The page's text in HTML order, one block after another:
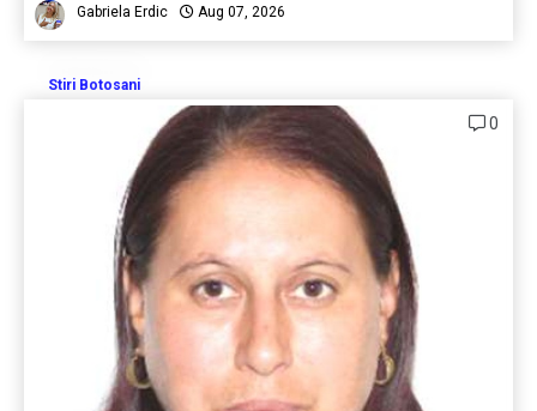
Gabriela Erdic Aug 07, 2026
Stiri Botosani
0